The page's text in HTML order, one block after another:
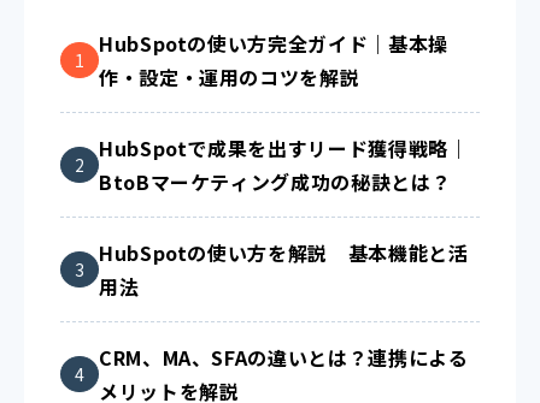
HubSpotの使い方完全ガイド｜基本操
作・設定・運用のコツを解説
HubSpotで成果を出すリード獲得戦略｜
BtoBマーケティング成功の秘訣とは？
HubSpotの使い方を解説 基本機能と活
用法
CRM、MA、SFAの違いとは？連携による
メリットを解説